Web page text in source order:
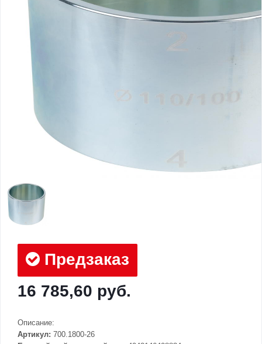
Предзаказ
16 785,60 руб.
Описание:
Артикул: 700.1800-26